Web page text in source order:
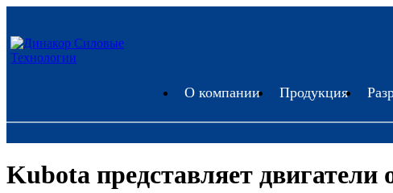
О компании Продукция
Kubota представляет